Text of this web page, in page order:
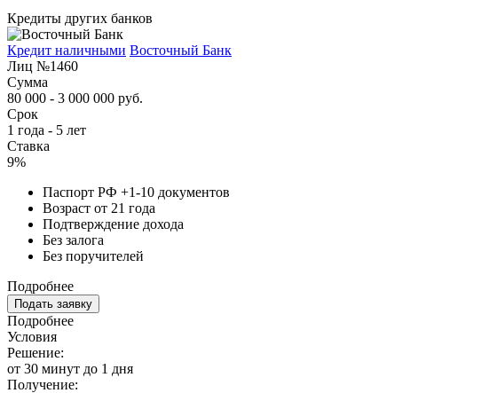
Кредиты других банков
Кредит наличными Восточный Банк
Лиц №1460
Сумма
80 000 - 3 000 000 руб.
Срок
1 года - 5 лет
Ставка
9%
Паспорт РФ +1-10 документов
Возраст от 21 года
Подтверждение дохода
Без залога
Без поручителей
Подробнее
Подать заявку
Подробнее
Условия
Решение:
от 30 минут до 1 дня
Получение: